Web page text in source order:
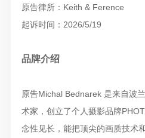
原告律所：Keith & Ference
起诉时间：2026/5/19
品牌介绍
原告Michal Bednarek 是来自波
术家，创立了个人摄影品牌
念性见长，能把顶尖的画质技术